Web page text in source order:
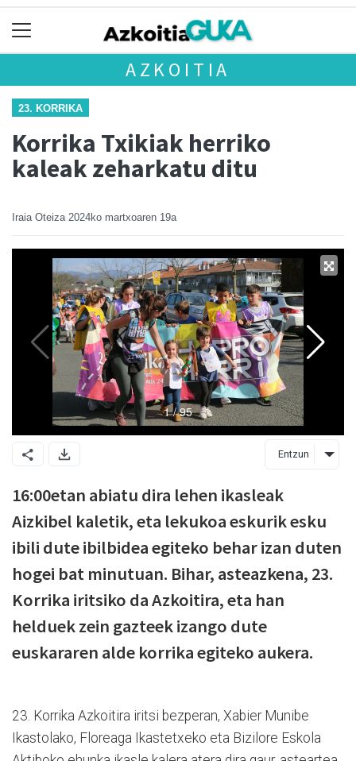
AZKOITIA
23. KORRIKA
Korrika Txikiak herriko
kaleak zeharkatu ditu
Iraia Oteiza 2024ko martxoaren 19a
Entzun
16:00etan abiatu dira lehen ikasleak
Aizkibel kaletik, eta lekukoa eskurik esku
ibili dute ibilbidea egiteko behar izan duten
hogei bat minutuan. Bihar, asteazkena, 23.
Korrika iritsiko da Azkoitira, eta han
helduek zein gazteek izango dute
euskararen alde korrika egiteko aukera.
23. Korrika Azkoitira iritsi bezperan, Xabier Munibe
Ikastolako, Floreaga Ikastetxeko eta Bizilore Eskola